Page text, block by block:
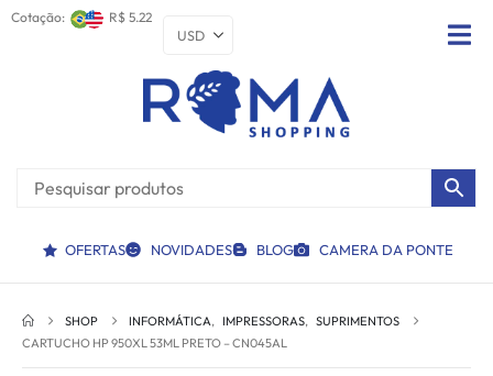
Cotação: R$ 5.22
OFERTAS NOVIDADES BLOG CAMERA DA PONTE
SHOP INFORMÁTICA, IMPRESSORAS, SUPRIMENTOS
CARTUCHO HP 950XL 53ML PRETO – CN045AL